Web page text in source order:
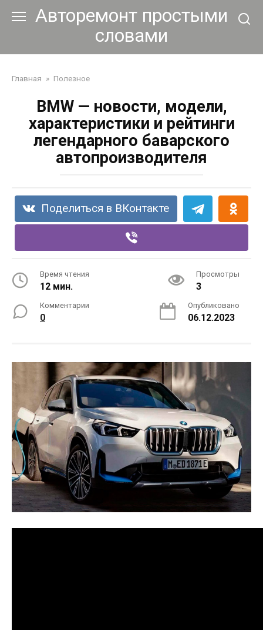
Авторемонт простыми
словами
Главная » Полезное
BMW — новости, модели,
характеристики и рейтинги
легендарного баварского
автопроизводителя
Поделиться в ВКонтакте
Время чтения
12 мин.
Просмотры
3
Комментарии
0
Опубликовано
06.12.2023